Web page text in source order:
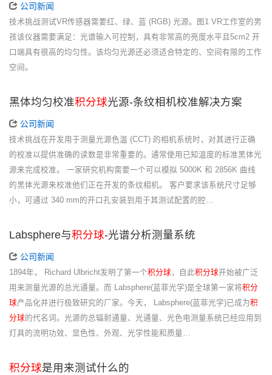
公司新闻
技术挑战测试VR传感器需要红、绿、蓝 (RGB) 光源。图1 VR工作室的男
孩该仪器需要满足：光谱输入可控制，具有非常高的亮度水平且5cm2 开
口端具有很高的均匀性。该均匀光源还必须适合特定的、空间有限的工作
空间。
黑体均匀校准积分球光源-条纹相机校准解决方案
公司新闻
技术挑战在开发用于测量光源色温 (CCT) 的相机系统时，对其进行正确
的校准以提供准确的读数是非常重要的。通常使用已知温度的标准黑体光
源来完成校准。 一家研究机构需要一个可以模拟 5000K 和 2856K 曲线
的黑体光源来校准他们正在开发的条纹相机。 客户要求该系统尺寸足够
小，可通过 340 mm的开口孔安装到用于其测试配置的腔…
Labsphere与积分球-光谱分析测量系统
公司新闻
1894年， Richard Ulbricht发明了第一个积分球 ，自此积分球开始被广泛
用来测量光源的总光通量。而 Labsphere(蓝菲光学)是全球第一家将积分
球产品化并进行极致研究的厂家。今天， Labsphere(蓝菲光学)已成为积
分球 的代名词。光源的总辐射通量、光通量、光色电测量系统已经应用到
灯具的流明功效、显色性、外观、光学性能和质量…
积分球是用来测试什么的